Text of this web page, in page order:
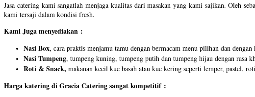
Jasa catering kami sangatlah menjaga kualitas dari masakan yang kami sajikan. Oleh
kami tersaji dalam kondisi fresh.
Kami Juga menyediakan :
Nasi Box, cara praktis menjamu tamu dengan bermacam menu pilihan dan
Nasi Tumpeng, tumpeng kuning, tumpeng putih dan tumpeng hijau dengan rasa
Roti & Snack, makanan kecil kue basah atau kue kering seperti lemper, pastel,
Harga katering di Gracia Catering sangat kompetitif :